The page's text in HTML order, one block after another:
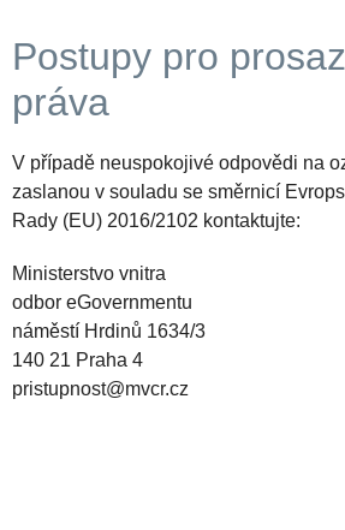
Postupy pro
práva
V případě neuspokojivé odpovědi na
zaslanou v souladu se směrnicí
Rady (EU) 2016/2102 kontaktujte:
Ministerstvo vnitra
odbor eGovernmentu
náměstí Hrdinů 1634/3
140 21 Praha 4
pristupnost@mvcr.cz